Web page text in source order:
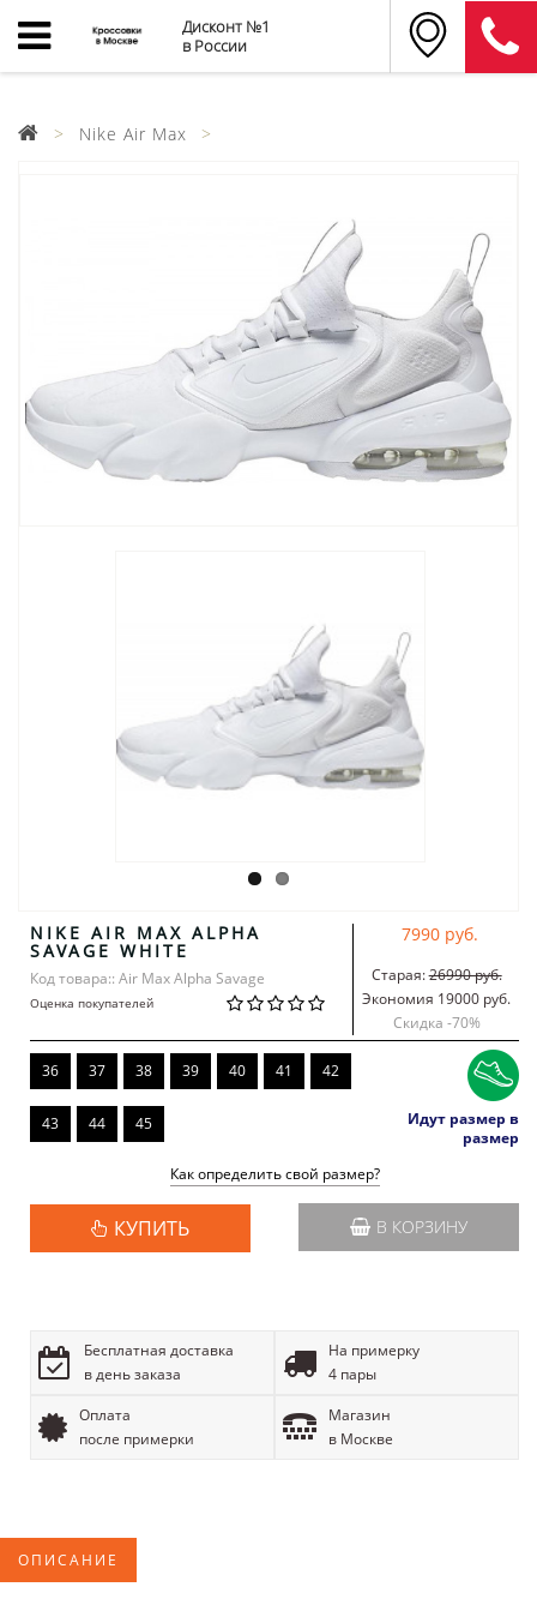
Дисконт №1
в России
Nike Air Max
NIKE AIR MAX ALPHA
SAVAGE WHITE
Код товара:: Air Max Alpha Savage
Оценка покупателей
7990 руб.
Старая:26990 руб.
Экономия 19000 руб.
Скидка -70%
36 37 38 39 40 41 42
43 44 45
Идут размер в
размер
Как определить свой размер?
КУПИТЬ В КОРЗИНУ
Бесплатная доставка
в день заказа
На примерку
4 пары
Оплата
после примерки
Магазин
в Москве
ОПИСАНИЕ